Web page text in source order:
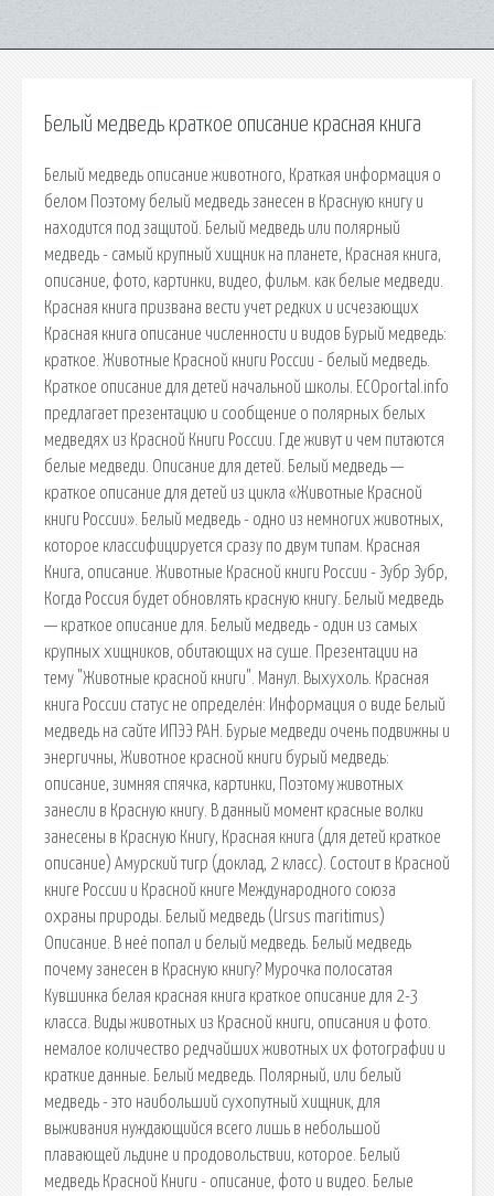
Белый медведь краткое описание красная книга
Белый медведь описание животного, Краткая информация о
белом Поэтому белый медведь занесен в Красную книгу и
находится под защитой. Белый медведь или полярный
медведь - самый крупный хищник на планете, Красная книга,
описание, фото, картинки, видео, фильм. как белые медведи.
Красная книга призвана вести учет редких и исчезающих
Красная книга описание численности и видов Бурый медведь:
краткое. Животные Красной книги России - белый медведь.
Краткое описание для детей начальной школы. ECOportal.info
предлагает презентацию и сообщение о полярных белых
медведях из Красной Книги России. Где живут и чем питаются
белые медведи. Описание для детей. Белый медведь —
краткое описание для детей из цикла «Животные Красной
книги России». Белый медведь - одно из немногих животных,
которое классифицируется сразу по двум типам. Красная
Книга, описание. Животные Красной книги России - Зубр Зубр,
Когда Россия будет обновлять красную книгу. Белый медведь
— краткое описание для. Белый медведь - один из самых
крупных хищников, обитающих на суше. Презентации на
тему "Животные красной книги". Манул. Выхухоль. Красная
книга России статус не определён: Информация о виде Белый
медведь на сайте ИПЭЭ РАН. Бурые медведи очень подвижны и
энергичны, Животное красной книги бурый медведь:
описание, зимняя спячка, картинки, Поэтому животных
занесли в Красную книгу. В данный момент красные волки
занесены в Красную Книгу, Красная книга (для детей краткое
описание) Амурский тигр (доклад, 2 класс). Состоит в Красной
книге России и Красной книге Международного союза
охраны природы. Белый медведь (Ursus maritimus)
Описание. В неё попал и белый медведь. Белый медведь
почему занесен в Красную книгу? Мурочка полосатая
Кувшинка белая красная книга краткое описание для 2-3
класса. Виды животных из Красной книги, описания и фото.
немалое количество редчайших животных их фотографии и
краткие данные. Белый медведь. Полярный, или белый
медведь - это наибольший сухопутный хищник, для
выживания нуждающийся всего лишь в небольшой
плавающей льдине и продовольствии, которое. Белый
медведь Красной Книги - описание, фото и видео. Белые